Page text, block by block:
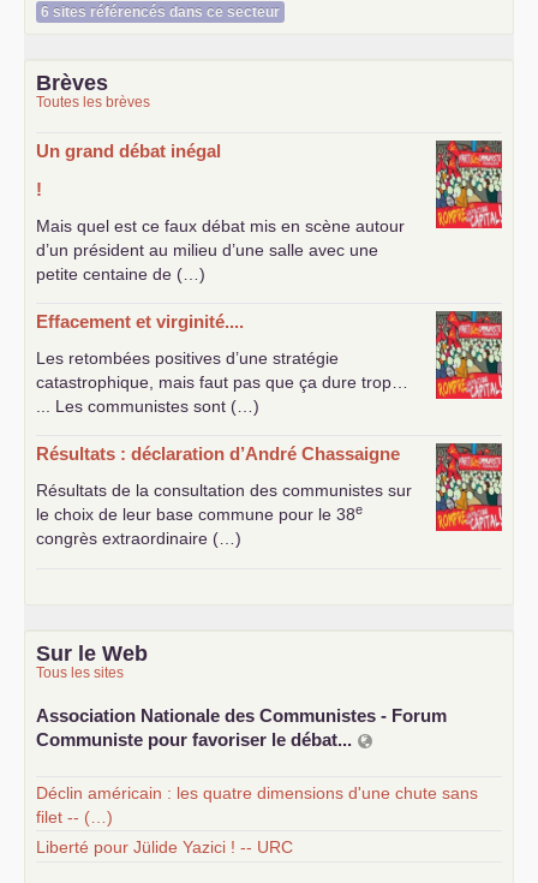
6 sites référencés dans ce secteur
Brèves
Toutes les brèves
Un grand débat inégal
!
Mais quel est ce faux débat mis en scène autour
d’un président au milieu d’une salle avec une
petite centaine de (…)
Effacement et virginité....
Les retombées positives d’une stratégie
catastrophique, mais faut pas que ça dure trop…
... Les communistes sont (…)
Résultats : déclaration d’André Chassaigne
Résultats de la consultation des communistes sur
le choix de leur base commune pour le 38e
congrès extraordinaire (…)
Sur le Web
Tous les sites
Association Nationale des Communistes - Forum
Communiste pour favoriser le débat...
Déclin américain : les quatre dimensions d'une chute sans
filet -- (…)
Liberté pour Jülide Yazici ! -- URC